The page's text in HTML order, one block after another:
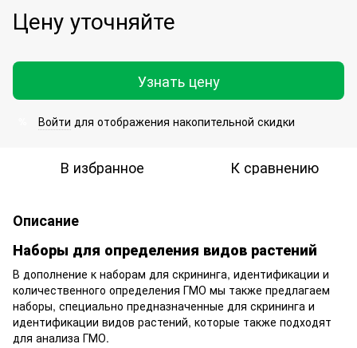
Цену уточняйте
Узнать цену
Войти для отображения накопительной скидки
В избранное К сравнению
Описание
Наборы для определения видов растений
В дополнение к наборам для скрининга, идентификации и
количественного определения ГМО мы также предлагаем
наборы, специально предназначенные для скрининга и
идентификации видов растений, которые также подходят
для анализа ГМО.